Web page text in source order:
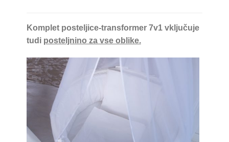
Komplet posteljice-transformer 7v1 vključuje
tudi posteljnino za vse oblike.